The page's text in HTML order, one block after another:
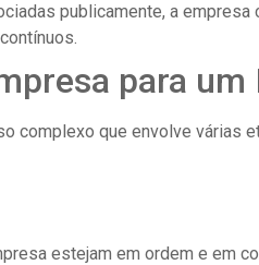
publicamente, a empresa
para um
complexo que envolve várias
estejam em ordem e em